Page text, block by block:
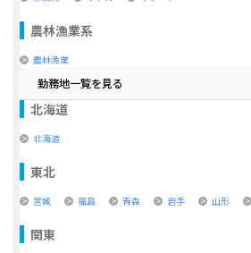
農林漁業系
農林漁業
勤務地一覧を見る
北海道
北海道
東北
宮城 福島 青森 岩手 山形
関東